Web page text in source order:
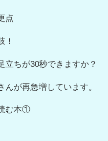
点
！
立ちが30秒できますか？
が再急増しています。
む本①